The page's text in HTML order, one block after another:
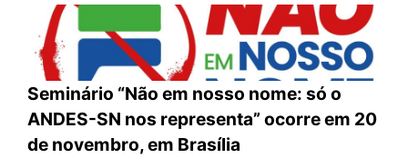
Seminário “Não em nosso nome: só o
ANDES-SN nos representa” ocorre em 20
de novembro, em Brasília